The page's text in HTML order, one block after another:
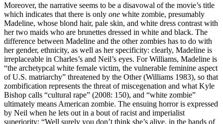
Moreover, the narrative seems to be a disavowal of the movie’s title
which indicates that there is only one white zombie, presumably
Madeline, whose blond hair, pale skin, and white dress contrast with
her two maids who are brunettes dressed in white and black. The
difference between Madeline and the other zombies has to do with
her gender, ethnicity, as well as her specificity: clearly, Madeline is
irreplaceable in Charles’s and Neil’s eyes. For Williams, Madeline is
“the archetypcal white female victim, the vulnerable feminine aspect
of U.S. matriarchy” threatened by the Other (Williams 1983), so that
zombification represents the threat of miscegenation and what Kyle
Bishop calls “cultural rape” (2008: 150), and “white zombie”
ultimately means American zombie. The ensuing horror is expressed
by Neil when he lets out in a bout of racist and imperialist
superiority: “Well surely you don’t think she’s alive, in the hands of